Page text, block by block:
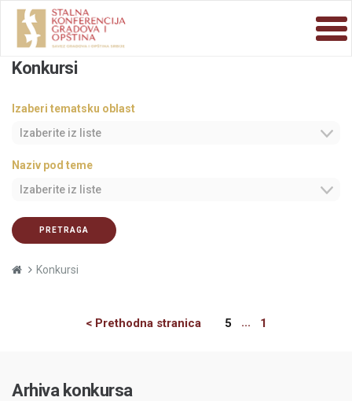
Konkursi
Izaberi tematsku oblast
Izaberite iz liste
Naziv pod teme
Izaberite iz liste
PRETRAGA
Konkursi
< Prethodna stranicaPrevious
5 ... 1
Arhiva konkursa